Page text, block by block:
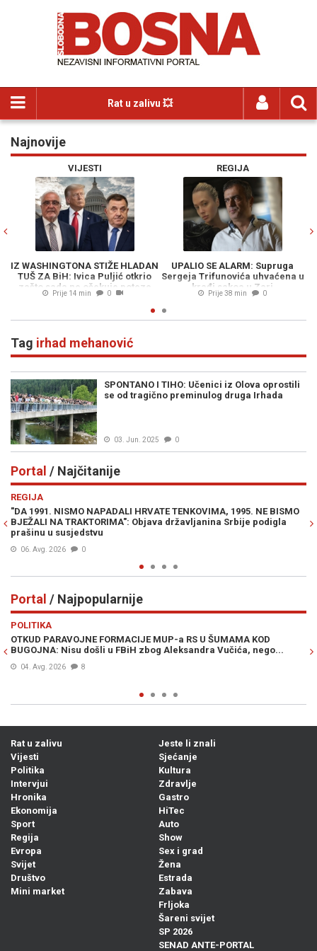
Rat u zalivu 💥
Najnovije
VIJESTI
IZ WASHINGTONA STIŽE HLADAN
TUŠ ZA BiH: Ivica Puljić otkrio
zašto sada ne očekuje poteze
protiv Dodika (VIDEO)
Prije 14 min 0
REGIJA
UPALIO SE ALARM: Supruga
Sergeja Trifunovića uhvaćena u
krađi sakoa u Zari
Prije 38 min 0
Tag irhad mehanović
SPONTANO I TIHO: Učenici iz Olova oprostili
se od tragično preminulog druga Irhada
03. Jun. 2025 0
Portal / Najčitanije
REGIJA
"DA 1991. NISMO NAPADALI HRVATE TENKOVIMA, 1995. NE BISMO
BJEŽALI NA TRAKTORIMA": Objava državljanina Srbije podigla
prašinu u susjedstvu
06. Avg. 2026 0
Portal / Najpopularnije
POLITIKA
OTKUD PARAVOJNE FORMACIJE MUP-a RS U ŠUMAMA KOD
BUGOJNA: Nisu došli u FBiH zbog Aleksandra Vučića, nego...
04. Avg. 2026 8
Rat u zalivu
Vijesti
Politika
Intervjui
Hronika
Ekonomija
Sport
Regija
Evropa
Svijet
Društvo
Mini market
Jeste li znali
Sjećanje
Kultura
Zdravlje
Gastro
HiTec
Auto
Show
Sex i grad
Žena
Estrada
Zabava
Frljoka
Šareni svijet
SP 2026
SENAD ANTE-PORTAL